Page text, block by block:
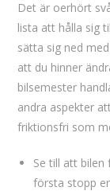
Det är oerhört
lista att hålla sig
sätta sig ned
att du hinner
bilsemester
andra aspekter
friktionsfri som
Se till att bilen
första stopp